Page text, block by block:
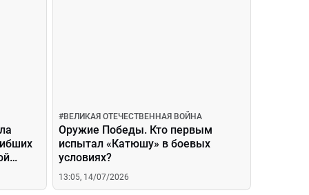
#ВЕЛИКАЯ ОТЕЧЕСТВЕННАЯ ВОЙНА
Оружие Победы. Кто первым
испытал «Катюшу» в боевых
условиях?
13:05, 14/07/2026